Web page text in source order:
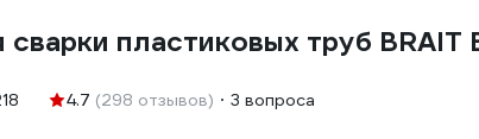
сварки пластиковых труб
4.7 (298 отзывов) 3 вопроса